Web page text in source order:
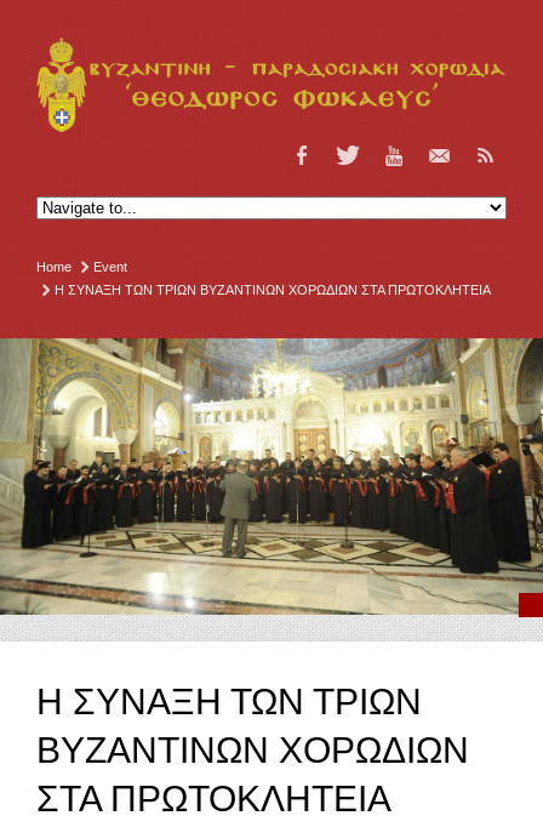
Home
Event
Η ΣΥΝΑΞΗ ΤΩΝ ΤΡΙΩΝ ΒΥΖΑΝΤΙΝΩΝ ΧΟΡΩΔΙΩΝ ΣΤΑ ΠΡΩΤΟΚΛΗΤΕΙΑ
Η ΣΥΝΑΞΗ ΤΩΝ ΤΡΙΩΝ
ΒΥΖΑΝΤΙΝΩΝ ΧΟΡΩΔΙΩΝ
ΣΤΑ ΠΡΩΤΟΚΛΗΤΕΙΑ